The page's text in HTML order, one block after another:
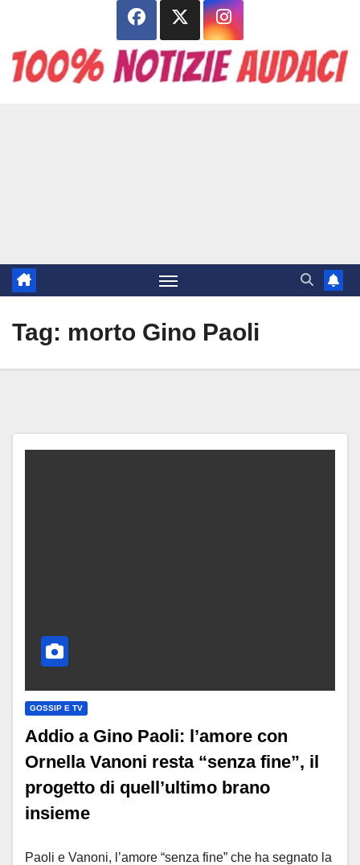
contenuto
Tag: morto Gino Paoli
GOSSIP E TV
Addio a Gino Paoli: l’amore con
Ornella Vanoni resta “senza fine”, il
progetto di quell’ultimo brano
insieme
Paoli e Vanoni, l’amore “senza fine” che ha segnato la